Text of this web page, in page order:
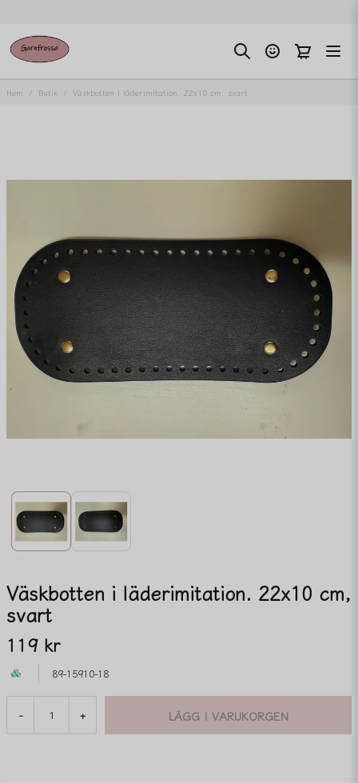
Hem Butik Väskbotten i läderimitation. 22x10 cm, svart
Väskbotten i läderimitation. 22x10 cm,
svart
119 kr
89-15910-18
- + LÄGG I VARUKORGEN